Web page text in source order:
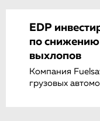
EDP
по
выхлопов
Компания
грузовых